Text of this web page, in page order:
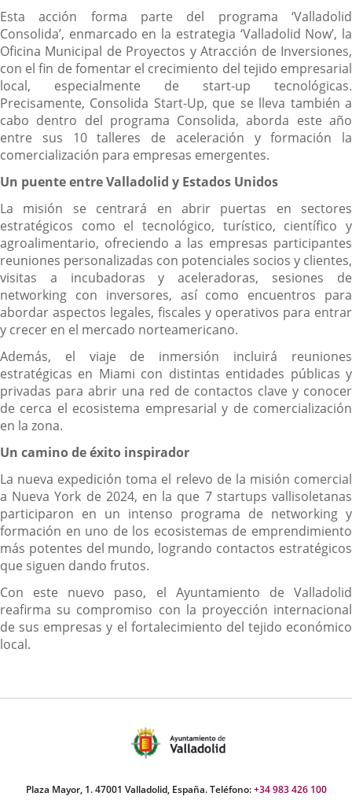
Esta acción forma parte del programa ‘Valladolid
Consolida’, enmarcado en la estrategia ‘Valladolid Now’, la
Oficina Municipal de Proyectos y Atracción de Inversiones,
con el fin de fomentar el crecimiento del tejido empresarial
local, especialmente de start-up tecnológicas.
Precisamente, Consolida Start-Up, que se lleva también a
cabo dentro del programa Consolida, aborda este año
entre sus 10 talleres de aceleración y formación la
comercialización para empresas emergentes.
Un puente entre Valladolid y Estados Unidos
La misión se centrará en abrir puertas en sectores
estratégicos como el tecnológico, turístico, científico y
agroalimentario, ofreciendo a las empresas participantes
reuniones personalizadas con potenciales socios y clientes,
visitas a incubadoras y aceleradoras, sesiones de
networking con inversores, así como encuentros para
abordar aspectos legales, fiscales y operativos para entrar
y crecer en el mercado norteamericano.
Además, el viaje de inmersión incluirá reuniones
estratégicas en Miami con distintas entidades públicas y
privadas para abrir una red de contactos clave y conocer
de cerca el ecosistema empresarial y de comercialización
en la zona.
Un camino de éxito inspirador
La nueva expedición toma el relevo de la misión comercial
a Nueva York de 2024, en la que 7 startups vallisoletanas
participaron en un intenso programa de networking y
formación en uno de los ecosistemas de emprendimiento
más potentes del mundo, logrando contactos estratégicos
que siguen dando frutos.
Con este nuevo paso, el Ayuntamiento de Valladolid
reafirma su compromiso con la proyección internacional
de sus empresas y el fortalecimiento del tejido económico
local.
Plaza Mayor, 1. 47001 Valladolid, España. Teléfono:+34 983 426 100